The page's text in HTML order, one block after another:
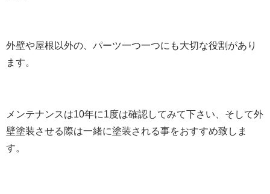
外壁や屋根以外の、パーツ一つ一つにも大切な役割があり
ます。
メンテナンスは10年に1度は確認してみて下さい、そして外
壁塗装させる際は一緒に塗装される事をおすすめ致しま
す。